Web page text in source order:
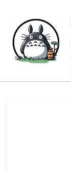
contenu